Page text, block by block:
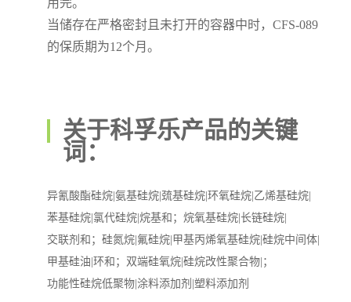
用完。
当储存在严格密封且未打开的容器中时，CFS-089
的保质期为12个月。
关于科孚乐产品的关键
词：
异氰酸酯硅烷|氨基硅烷|巯基硅烷|环氧硅烷|乙烯基硅烷|
苯基硅烷|氯代硅烷|烷基和；烷氧基硅烷|长链硅烷|
交联剂和；硅氮烷|氟硅烷|甲基丙烯氧基硅烷|硅烷中间体|
甲基硅油|环和；双端硅氧烷|硅烷改性聚合物|；
功能性硅烷低聚物|涂料添加剂|塑料添加剂